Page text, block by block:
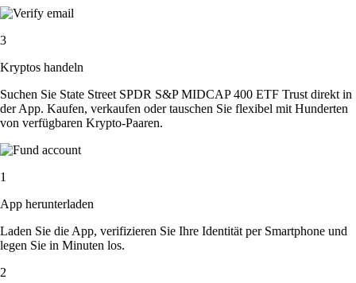
3
Kryptos handeln
Suchen Sie State Street SPDR S&P MIDCAP 400 ETF Trust direkt in
der App. Kaufen, verkaufen oder tauschen Sie flexibel mit Hunderten
von verfügbaren Krypto-Paaren.
1
App herunterladen
Laden Sie die App, verifizieren Sie Ihre Identität per Smartphone und
legen Sie in Minuten los.
2